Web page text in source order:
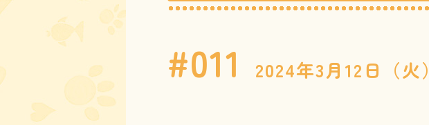
#011 2024年3月12日（火）